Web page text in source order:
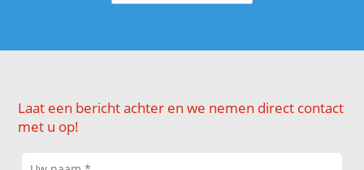
Laat een bericht achter en we nemen direct contact
met u op!